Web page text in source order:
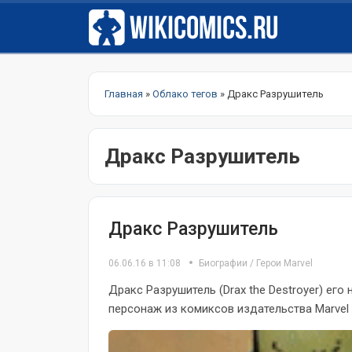
Главная » Облако тегов » Дракс Разрушитель
Дракс Разрушитель
Дракс Разрушитель
06.06.16 в 11:08 Биографии / Герои Marvel
Дракс Разрушитель (Drax the Destroyer)
персонаж из комиксов издательства